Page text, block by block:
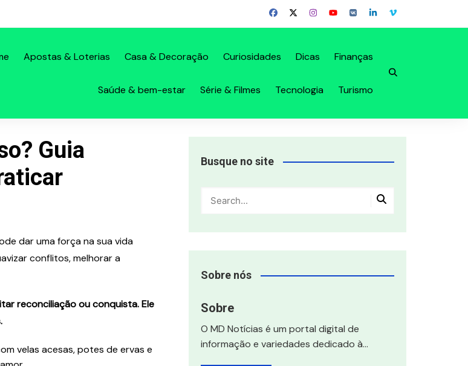
Apostas & Loterias Casa & Decoração Curiosidades Dicas Finanças
Saúde & bem-estar Série & Filmes Tecnologia Turismo
Guia
dar uma força na sua vida
conflitos, melhorar a
reconciliação ou conquista. Ele
Busque no site
Sobre nós
Sobre
O MD Notícias é um portal digital de
informação e variedades dedicado à…